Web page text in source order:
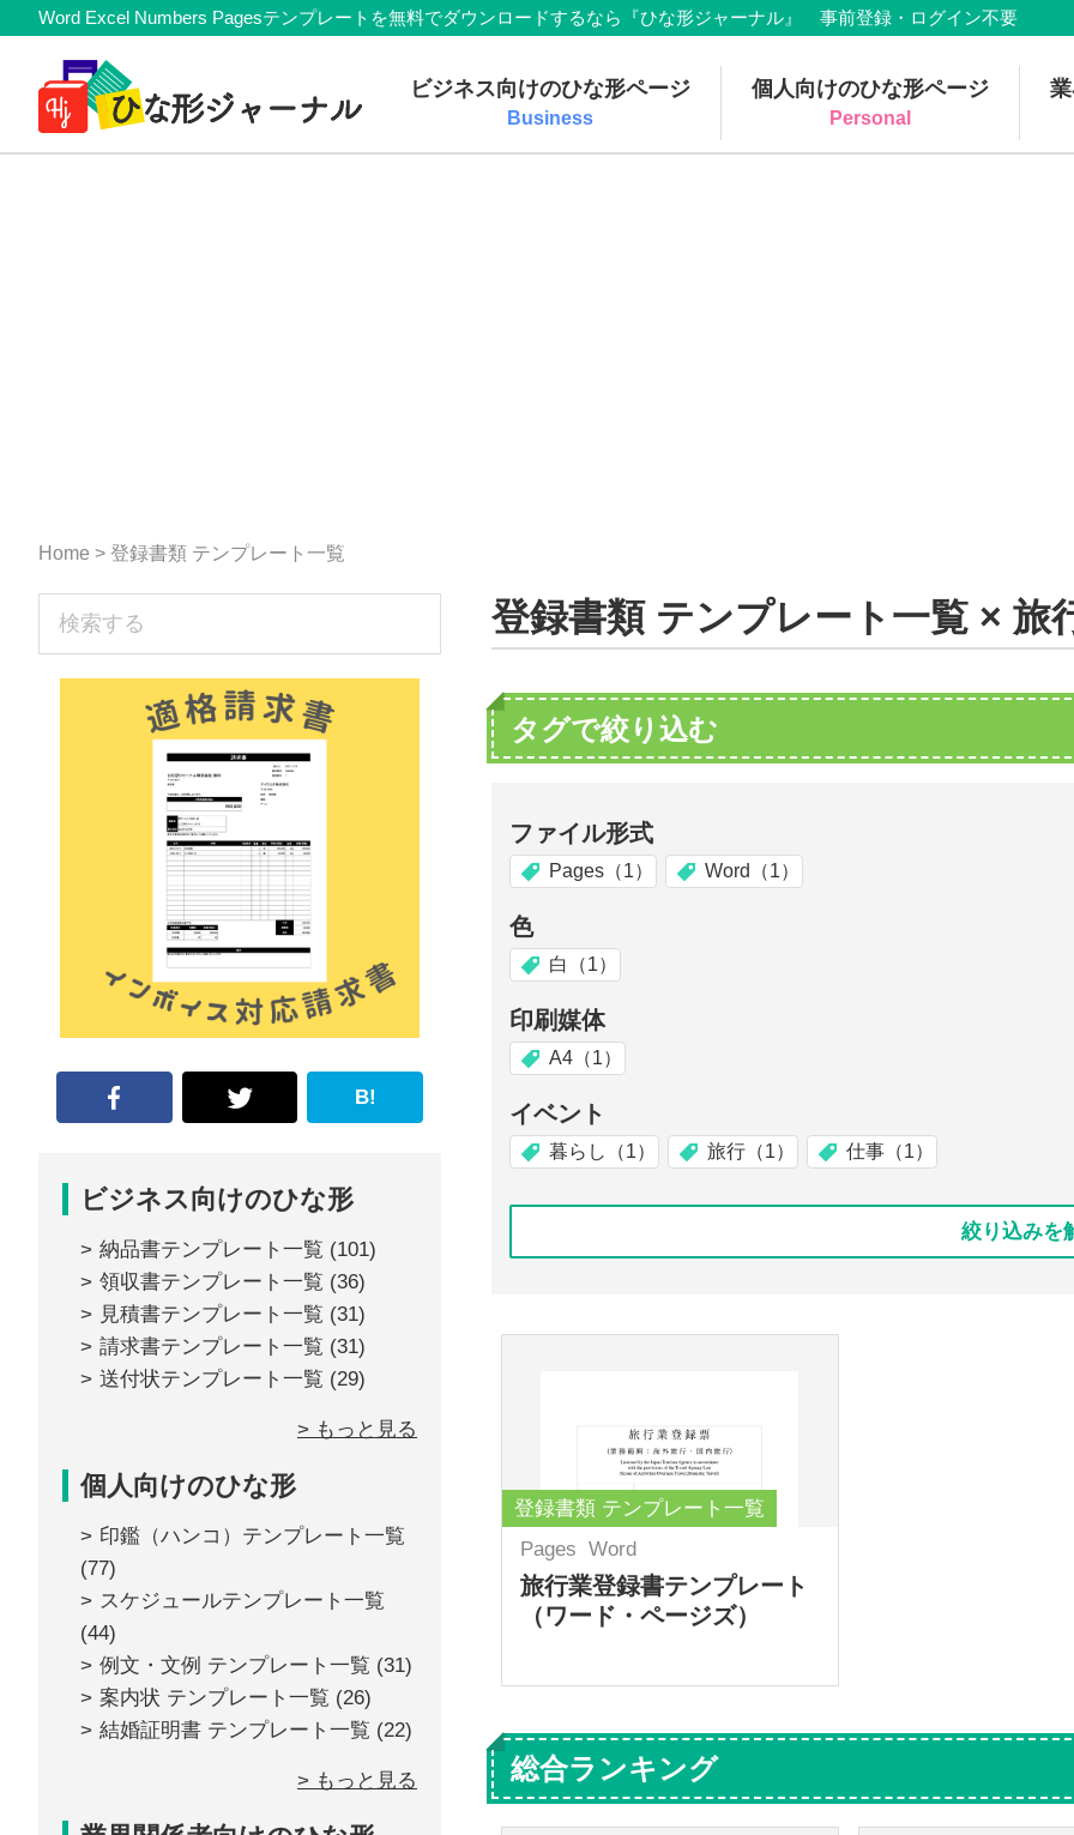
Skip
primary
navigation
Skip
content
Skip
primary
sidebar
Skip
footer
Member
Navigation
Word Excel Numbers Pagesテンプレートを無料でダウンロードするなら『ひな形ジャーナル』 事前登録・ログイン不要
料
テ
形
ャ
ビジネス向けのひな形ページ
Business
個人向けのひな形ページ
Personal
Home > 登録書類 テンプレート一覧
登録書類 テンプレート一覧 × 旅
タグで絞り込む
ファイル形式
Pages（1） Word（1）
色
白（1）
印刷媒体
A4（1）
イベント
暮らし（1） 旅行（1） 仕事（1）
絞り込みを
登録書類 テンプレート一覧
Pages Word
旅行業登録書テンプレート
（ワード・ページズ）
総合ランキング
sidebar
B!
ビジネス向けのひな形
納品書テンプレート一覧 (101)
領収書テンプレート一覧 (36)
見積書テンプレート一覧 (31)
請求書テンプレート一覧 (31)
送付状テンプレート一覧 (29)
> もっと見る
個人向けのひな形
印鑑（ハンコ）テンプレート一覧
(77)
スケジュールテンプレート一覧
(44)
例文・文例 テンプレート一覧 (31)
案内状 テンプレート一覧 (26)
結婚証明書 テンプレート一覧 (22)
> もっと見る